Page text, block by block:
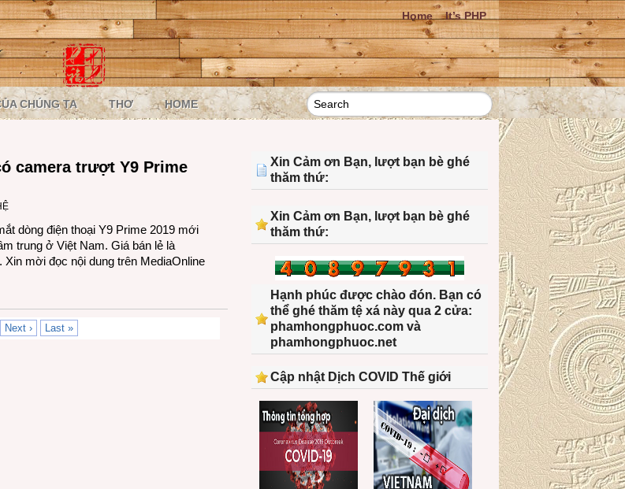
Home It’s PHP
CHÚNG TA THƠ HOME
camera trượt Y9 Prime
dòng điện thoại Y9 Prime 2019 mới
trung ở Việt Nam. Giá bán lẻ là
mời đọc nội dung trên MediaOnline
Next › Last »
Xin Cảm ơn Bạn, lượt bạn bè ghé
thăm thứ:
Xin Cảm ơn Bạn, lượt bạn bè ghé
thăm thứ:
Hạnh phúc được chào đón. Bạn có
thể ghé thăm tệ xá này qua 2 cửa:
phamhongphuoc.com và
phamhongphuoc.net
Cập nhật Dịch COVID Thế giới